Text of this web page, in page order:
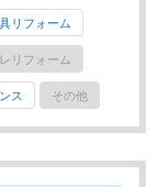
リフォーム
リフォーム
ス その他